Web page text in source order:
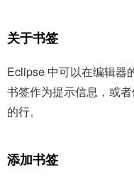
关于书签
Eclipse 中可以在编辑器
书签作为提示信息，或
的行。
添加书签